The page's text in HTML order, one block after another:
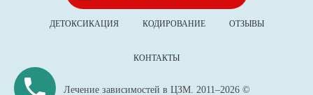
ДЕТОКСИКАЦИЯ КОДИРОВАНИЕ ОТЗЫВЫ
КОНТАКТЫ
Лечение зависимостей в ЦЗМ. 2011–2026 ©